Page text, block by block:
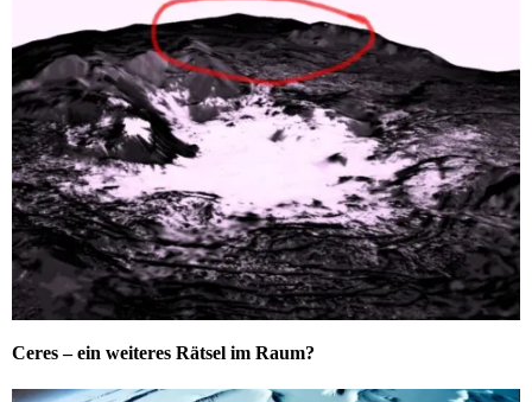
Ceres – ein weiteres Rätsel im Raum?